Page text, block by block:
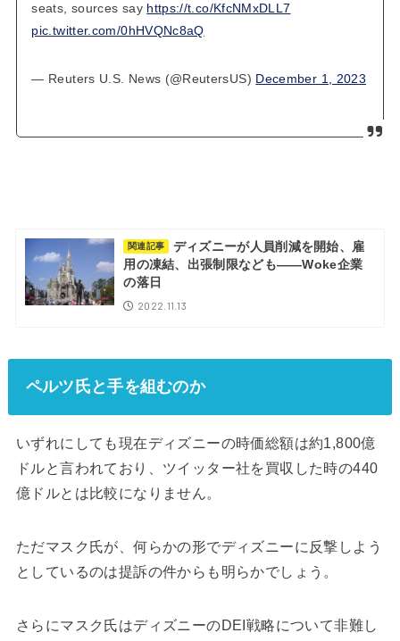
seats, sources say https://t.co/KfcNMxDLL7
pic.twitter.com/0hHVQNc8aQ
— Reuters U.S. News (@ReutersUS) December 1, 2023
関連記事
ディズニーが人員削減を開始、雇
用の凍結、出張制限なども――Woke企業
の落日
2022.11.13
ペルツ氏と手を組むのか
いずれにしても現在ディズニーの時価総額は約1,800億
ドルと言われており、ツイッター社を買収した時の440
億ドルとは比較になりません。
ただマスク氏が、何らかの形でディズニーに反撃しよう
としているのは提訴の件からも明らかでしょう。
さらにマスク氏はディズニーのDEI戦略について非難し